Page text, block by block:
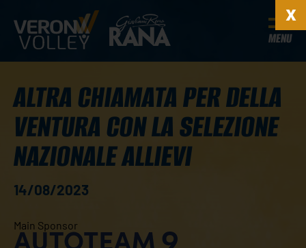
MENU
ALTRA CHIAMATA PER DELLA
VENTURA CON LA SELEZIONE
NAZIONALE ALLIEVI
14/08/2023
Main Sponsor